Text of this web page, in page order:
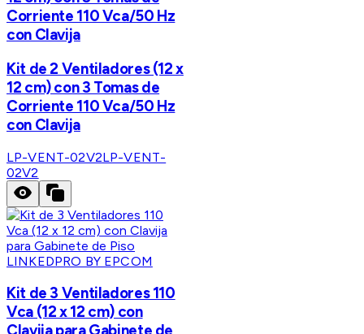
Corriente 110 Vca/50 Hz
con Clavija
Kit de 2 Ventiladores (12 x
12 cm) con 3 Tomas de
Corriente 110 Vca/50 Hz
con Clavija
LP-VENT-02V2LP-VENT-
02V2
LINKEDPRO BY EPCOM
Kit de 3 Ventiladores 110
Vca (12 x 12 cm) con